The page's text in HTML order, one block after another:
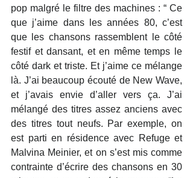
pop malgré le filtre des machines : “ Ce
que j’aime dans les années 80, c’est
que les chansons rassemblent le côté
festif et dansant, et en même temps le
côté dark et triste. Et j’aime ce mélange
là. J’ai beaucoup écouté de New Wave,
et j’avais envie d’aller vers ça. J’ai
mélangé des titres assez anciens avec
des titres tout neufs. Par exemple, on
est parti en résidence avec Refuge et
Malvina Meinier, et on s’est mis comme
contrainte d’écrire des chansons en 30